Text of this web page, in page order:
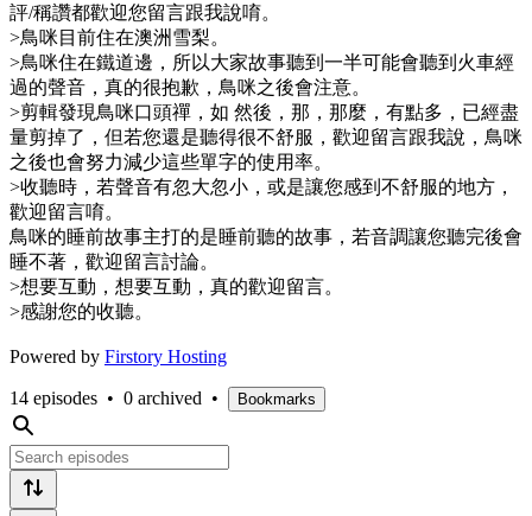
評/稱讚都歡迎您留言跟我說唷。
>鳥咪目前住在澳洲雪梨。
>鳥咪住在鐵道邊，所以大家故事聽到一半可能會聽到火車經
過的聲音，真的很抱歉，鳥咪之後會注意。
>剪輯發現鳥咪口頭禪，如 然後，那，那麼，有點多，已經盡
量剪掉了，但若您還是聽得很不舒服，歡迎留言跟我說，鳥咪
之後也會努力減少這些單字的使用率。
>收聽時，若聲音有忽大忽小，或是讓您感到不舒服的地方，
歡迎留言唷。
鳥咪的睡前故事主打的是睡前聽的故事，若音調讓您聽完後會
睡不著，歡迎留言討論。
>想要互動，想要互動，真的歡迎留言。
>感謝您的收聽。
Powered by Firstory Hosting
14 episodes • 0 archived • Bookmarks